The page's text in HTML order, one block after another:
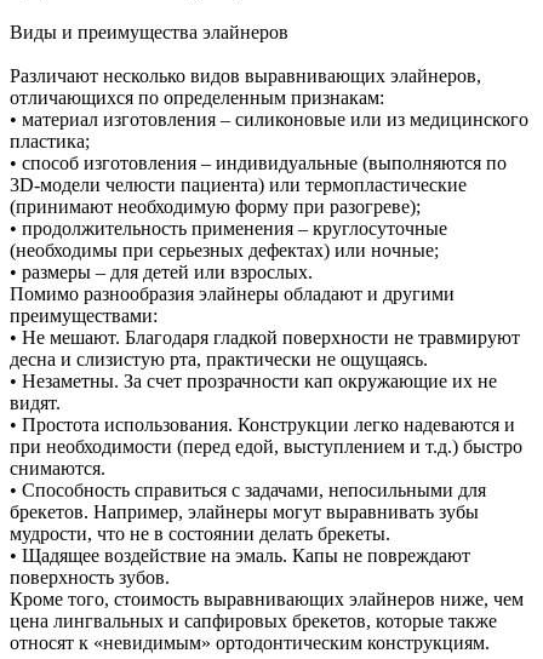
Виды и преимущества элайнеров
Различают несколько видов выравнивающих элайнеров,
отличающихся по определенным признакам:
• материал изготовления – силиконовые или из медицинского
пластика;
• способ изготовления – индивидуальные (выполняются по
3D-модели челюсти пациента) или термопластические
(принимают необходимую форму при разогреве);
• продолжительность применения – круглосуточные
(необходимы при серьезных дефектах) или ночные;
• размеры – для детей или взрослых.
Помимо разнообразия элайнеры обладают и другими
преимуществами:
• Не мешают. Благодаря гладкой поверхности не травмируют
десна и слизистую рта, практически не ощущаясь.
• Незаметны. За счет прозрачности кап окружающие их не
видят.
• Простота использования. Конструкции легко надеваются и
при необходимости (перед едой, выступлением и т.д.) быстро
снимаются.
• Способность справиться с задачами, непосильными для
брекетов. Например, элайнеры могут выравнивать зубы
мудрости, что не в состоянии делать брекеты.
• Щадящее воздействие на эмаль. Капы не повреждают
поверхность зубов.
Кроме того, стоимость выравнивающих элайнеров ниже, чем
цена лингвальных и сапфировых брекетов, которые также
относят к «невидимым» ортодонтическим конструкциям.